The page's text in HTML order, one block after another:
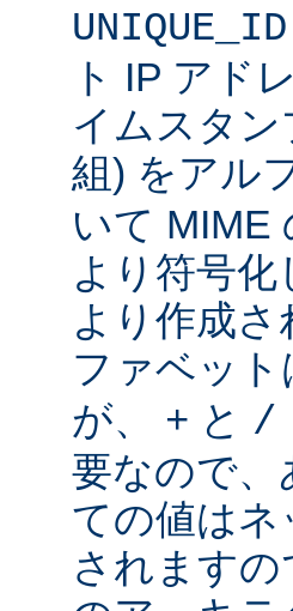
UNIQUE_ID
ト IP アド
イムスタ
組) をアル
いて MIME
より符号
より作成
ファベット
が、 + と /
要なので、
ての値は
されます